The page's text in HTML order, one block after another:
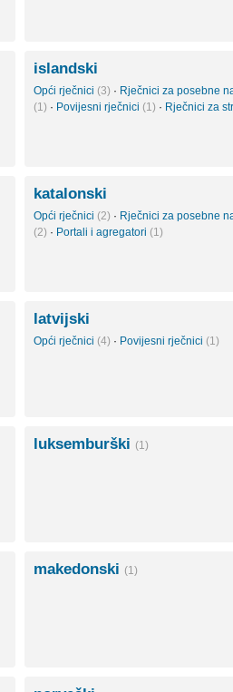
islandski
Opći rječnici (3) · Rječnici za posebne
(1) · Povijesni rječnici (1) · Rječnici za
katalonski
Opći rječnici (2) · Rječnici za posebne
(2) · Portali i agregatori (1)
latvijski
Opći rječnici (4) · Povijesni rječnici (1)
luksemburški (1)
makedonski (1)